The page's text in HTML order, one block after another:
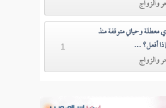
والزواج
معطلة وحياتي متوقفة منذ
أفعل؟ ...
والزواج
1